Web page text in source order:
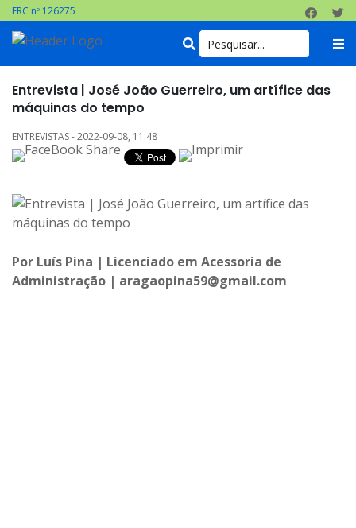
ERC nº 126275
Entrevista | José João Guerreiro, um artífice das
máquinas do tempo
ENTREVISTAS - 2022-09-08, 11:48
Por Luís Pina | Licenciado em Acessoria de
Administração | aragaopina59@gmail.com